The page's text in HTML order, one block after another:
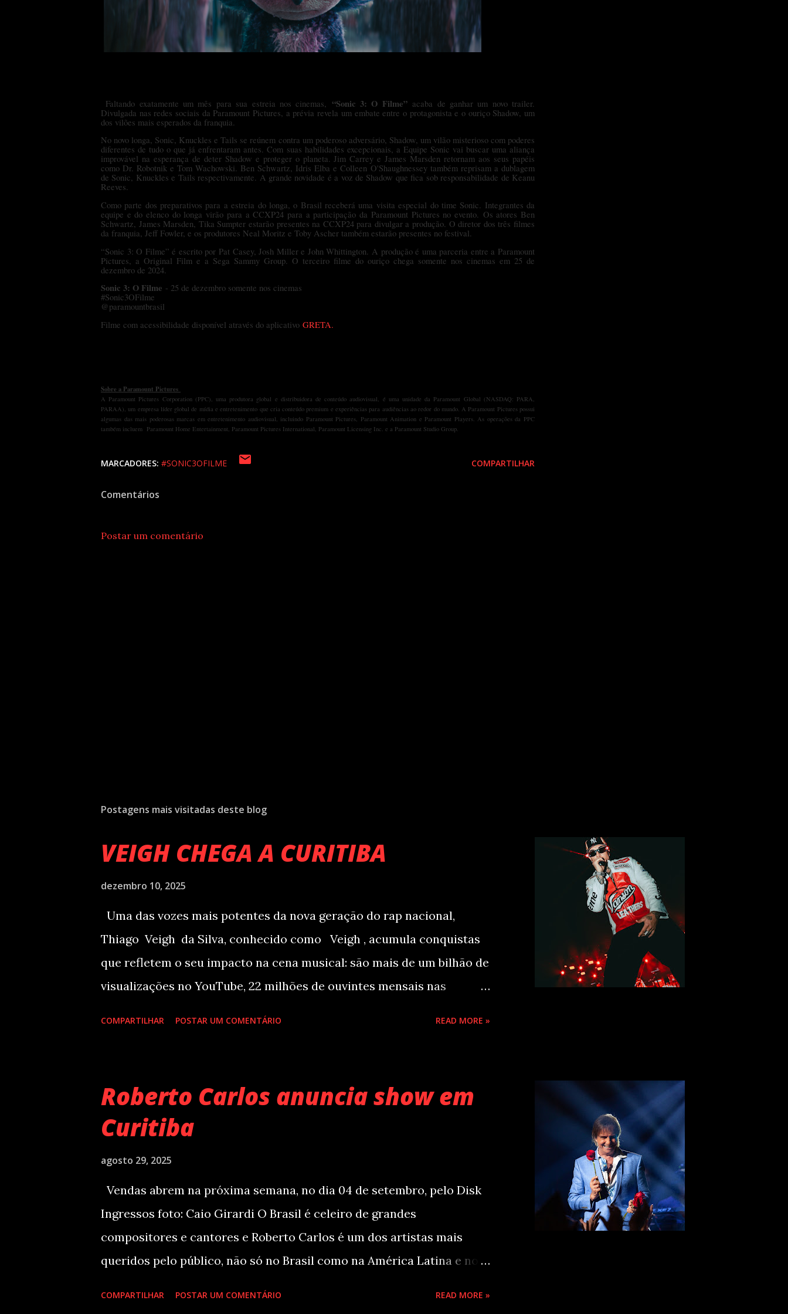
Faltando exatamente um mês para sua estreia nos cinemas, “Sonic 3: O Filme”acaba de ganhar um novo trailer.
Divulgada nas redes sociais da Paramount Pictures, a prévia revela um embate entre o protagonista e o ouriço Shadow, um
dos vilões mais esperados da franquia.
No novo longa, Sonic, Knuckles e Tails se reúnem contra um poderoso adversário, Shadow, um vilão misterioso com poderes
diferentes de tudo o que já enfrentaram antes. Com suas habilidades excepcionais, a Equipe Sonic vai buscar uma aliança
improvável na esperança de deter Shadow e proteger o planeta. Jim Carrey e James Marsden retornam aos seus papéis
como Dr. Robotnik e Tom Wachowski. Ben Schwartz, Idris Elba e Colleen O'Shaughnessey também reprisam a dublagem
de Sonic, Knuckles e Tails respectivamente. A grande novidade é a voz de Shadow que fica sob responsabilidade de Keanu
Reeves.
Como parte dos preparativos para a estreia do longa, o Brasil receberá uma visita especial do time Sonic. Integrantes da
equipe e do elenco do longa virão para a CCXP24 para a participação da Paramount Pictures no evento. Os atores Ben
Schwartz, James Marsden, Tika Sumpter estarão presentes na CCXP24 para divulgar a produção. O diretor dos três filmes
da franquia, Jeff Fowler, e os produtores Neal Moritz e Toby Ascher também estarão presentes no festival.
“Sonic 3: O Filme” é escrito por Pat Casey, Josh Miller e John Whittington. A produção é uma parceria entre a Paramount
Pictures, a Original Film e a Sega Sammy Group. O terceiro filme do ouriço chega somente nos cinemas em 25 de
dezembro de 2024.
Sonic 3: O Filme - 25 de dezembro somente nos cinemas
#Sonic3OFilme
@paramountbrasil
Filme com acessibilidade disponível através do aplicativo GRETA.
Sobre a Paramount Pictures
A Paramount Pictures Corporation (PPC), uma produtora global e distribuidora de conteúdo audiovisual, é uma unidade da Paramount Global (NASDAQ: PARA,
PARAA), um empresa líder global de mídia e entretenimento que cria conteúdo premium e experiências para audiências ao redor do mundo. A Paramount Pictures possui
algumas das mais poderosas marcas em entretenimento audiovisual, incluindo Paramount Pictures, Paramount Animation e Paramount Players. As operações da PPC
também incluem Paramount Home Entertainment, Paramount Pictures International, Paramount Licensing Inc. e a Paramount Studio Group.
MARCADORES: #SONIC3OFILME COMPARTILHAR
Comentários
Postar um comentário
Postagens mais visitadas deste blog
VEIGH CHEGA A CURITIBA
dezembro 10, 2025
Uma das vozes mais potentes da nova geração do rap nacional,
Thiago Veigh da Silva, conhecido como Veigh , acumula conquistas
que refletem o seu impacto na cena musical: são mais de um bilhão de
visualizações no YouTube, 22 milhões de ouvintes mensais nas
Spotify e contabilizou 10 milhões de plays em menos de 24 horas
após o lançamento. Com uma estética mais madura, o álbum marca
Com realização da 30e , Supernova Ent e Prime , a escala em
Curitiba aco...
COMPARTILHAR POSTAR UM COMENTÁRIO READ MORE »
Roberto Carlos anuncia show em
Curitiba
agosto 29, 2025
Vendas abrem na próxima semana, no dia 04 de setembro, pelo Disk
Ingressos foto: Caio Girardi O Brasil é celeiro de grandes
compositores e cantores e Roberto Carlos é um dos artistas mais
queridos pelo público, não só no Brasil como na América Latina e no
COMPARTILHAR POSTAR UM COMENTÁRIO READ MORE »